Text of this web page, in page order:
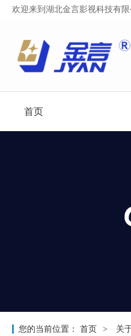
欢迎来到湖北金言影视科技有限
首页
您的当前位置： 首页 关